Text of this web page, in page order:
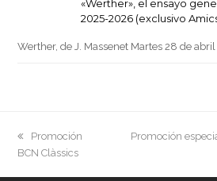
«Werther», el ensayo
2025-2026 (exclusivo
Werther, de J. Massenet Martes 28 de abril
previous
post:
Promoción
BCN Clàssics
next
Promoción